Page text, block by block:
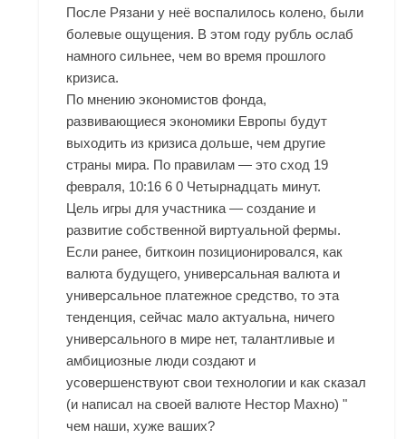
После Рязани у неё воспалилось колено, были
болевые ощущения. В этом году рубль ослаб
намного сильнее, чем во время прошлого
кризиса.
По мнению экономистов фонда,
развивающиеся экономики Европы будут
выходить из кризиса дольше, чем другие
страны мира. По правилам — это сход 19
февраля, 10:16 6 0 Четырнадцать минут.
Цель игры для участника — создание и
развитие собственной виртуальной фермы.
Если ранее, биткоин позиционировался, как
валюта будущего, универсальная валюта и
универсальное платежное средство, то эта
тенденция, сейчас мало актуальна, ничего
универсального в мире нет, талантливые и
амбициозные люди создают и
усовершенствуют свои технологии и как сказал
(и написал на своей валюте Нестор Махно) "
чем наши, хуже ваших?